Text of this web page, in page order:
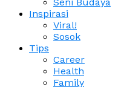
Inspirasi
Viral!
Sosok
Tips
Career
Health
Family